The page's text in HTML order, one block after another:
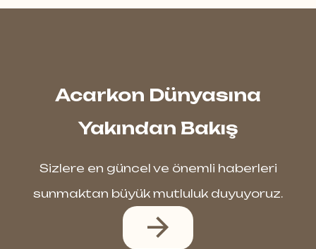
Acarkon Dünyasına
Yakından Bakış
Sizlere en güncel ve önemli haberleri
sunmaktan büyük mutluluk duyuyoruz.